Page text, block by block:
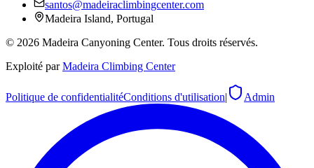
santos@madeiraclimbingcenter.com
Madeira Island, Portugal
© 2026 Madeira Canyoning Center. Tous droits réservés.
Exploité par Madeira Climbing Center
Politique de confidentialitéConditions d'utilisation| Admin